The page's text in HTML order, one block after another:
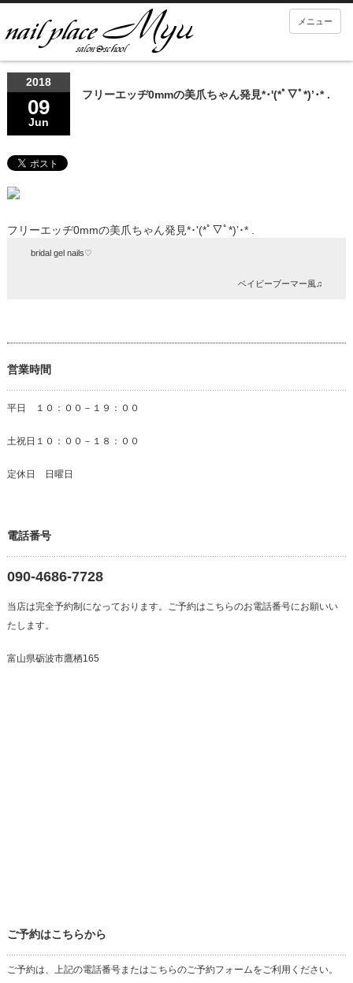
メニュー
2018
09
Jun
フリーエッヂ0mmの美爪ちゃん発見*･'(*ﾟ▽ﾟ*)’･* .
フリーエッヂ0mmの美爪ちゃん発見*･'(*ﾟ▽ﾟ*)’･* .
bridal gel nails♡
ベイビーブーマー風♫
営業時間
平日 １０：００－１９：００
土祝日１０：００－１８：００
定休日 日曜日
電話番号
090-4686-7728
当店は完全予約制になっております。ご予約はこちらのお電話番号にお願いい
たします。
富山県砺波市鷹栖165
ご予約はこちらから
ご予約は、上記の電話番号またはこちらのご予約フォームをご利用ください。